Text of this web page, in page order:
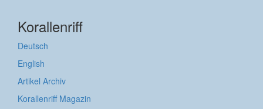
Korallenriff
Deutsch
English
Artikel Archiv
Korallenriff Magazin